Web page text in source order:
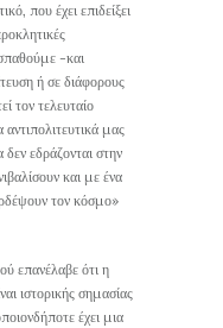
που έχει επιδείξει
-και
ή σε διάφορους
τον τελευταίο
μας
εδράζονται στην
και με ένα
τον κόσμο»
επανέλαβε ότι η
ιστορικής σημασίας
έχει μια